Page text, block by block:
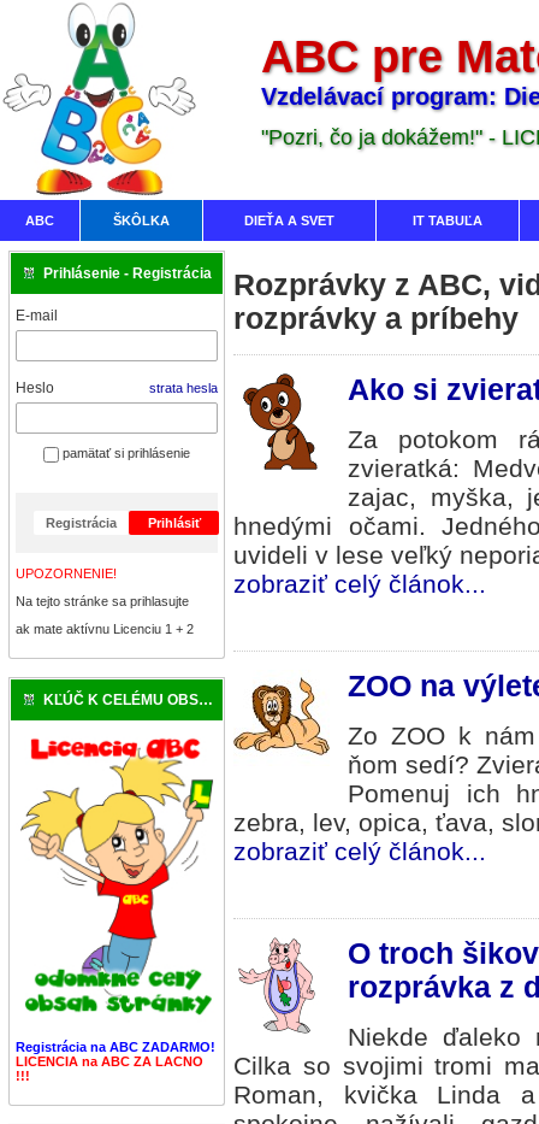
ABC pre
Vzdelávací program:
"Pozri, čo ja dokážem!" -
ABC ŠKÔLKA DIEŤA A SVET IT TABUĽA
Prihlásenie - Registrácia
E-mail
Heslo strata hesla
pamätať si prihlásenie
Registrácia Prihlásiť
UPOZORNENIE!
Na tejto stránke sa prihlasujte
ak mate aktívnu Licenciu 1 + 2
KĽÚČ K CELÉMU OBSAHU
Registrácia na ABC ZADARMO!
LICENCIA na ABC ZA LACNO
!!!
Rozprávky z ABC,
rozprávky a príbehy
Ako si
Za potokom
zvieratká:
zajac, myška,
hnedými očami.
uvideli v lese veľký
zobraziť celý článok...
ZOO na
Zo ZOO k
ňom sedí?
Pomenuj ich
zebra, lev, opica, ťava,
zobraziť celý článok...
O troch
rozprávka z
Niekde ďaleko
Cilka so svojimi tromi
Roman, kvička Linda